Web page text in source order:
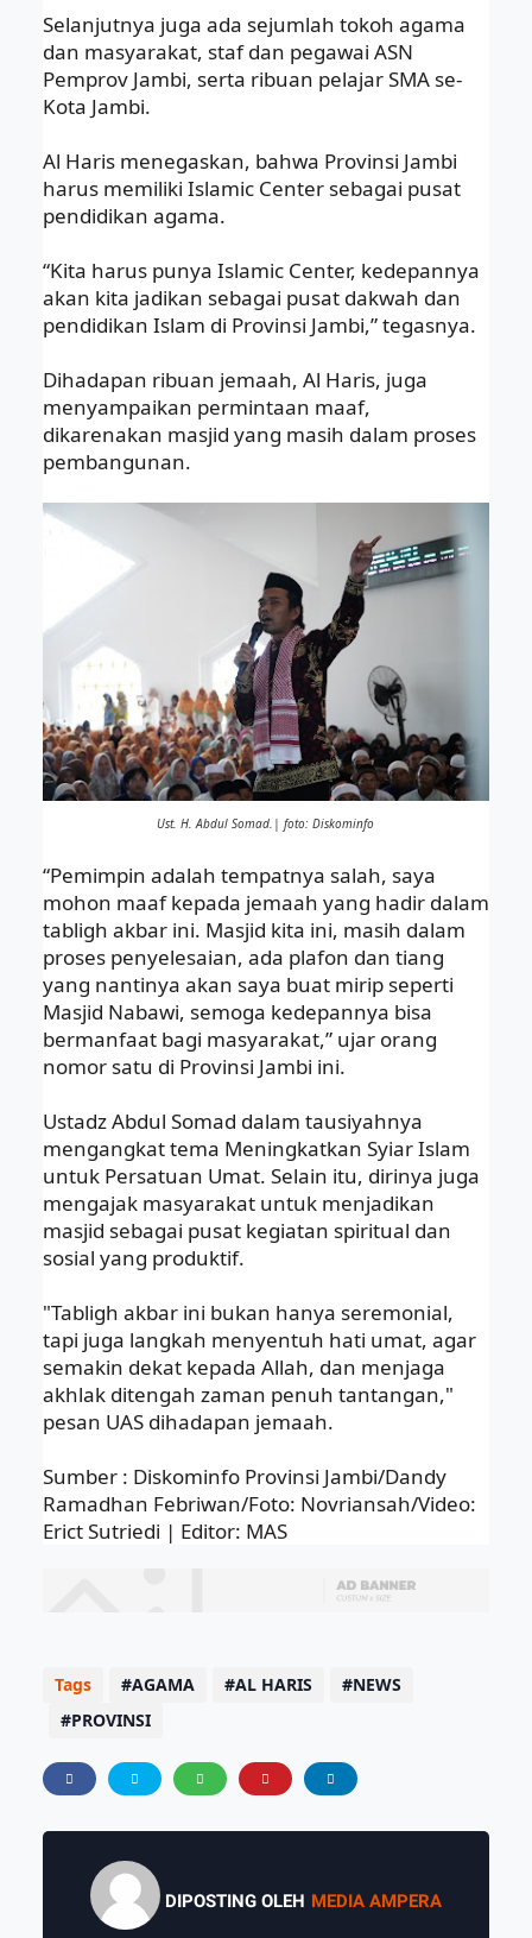
Selanjutnya juga ada sejumlah tokoh agama
dan masyarakat, staf dan pegawai ASN
Pemprov Jambi, serta ribuan pelajar SMA se-
Kota Jambi.
Al Haris menegaskan, bahwa Provinsi Jambi
harus memiliki Islamic Center sebagai pusat
pendidikan agama.
“Kita harus punya Islamic Center, kedepannya
akan kita jadikan sebagai pusat dakwah dan
pendidikan Islam di Provinsi Jambi,” tegasnya.
Dihadapan ribuan jemaah, Al Haris, juga
menyampaikan permintaan maaf,
dikarenakan masjid yang masih dalam proses
pembangunan.
Ust. H. Abdul Somad.| foto: Diskominfo
“Pemimpin adalah tempatnya salah, saya
mohon maaf kepada jemaah yang hadir dalam
tabligh akbar ini. Masjid kita ini, masih dalam
proses penyelesaian, ada plafon dan tiang
yang nantinya akan saya buat mirip seperti
Masjid Nabawi, semoga kedepannya bisa
bermanfaat bagi masyarakat,” ujar orang
nomor satu di Provinsi Jambi ini.
Ustadz Abdul Somad dalam tausiyahnya
mengangkat tema Meningkatkan Syiar Islam
untuk Persatuan Umat. Selain itu, dirinya juga
mengajak masyarakat untuk menjadikan
masjid sebagai pusat kegiatan spiritual dan
sosial yang produktif.
"Tabligh akbar ini bukan hanya seremonial,
tapi juga langkah menyentuh hati umat, agar
semakin dekat kepada Allah, dan menjaga
akhlak ditengah zaman penuh tantangan,"
pesan UAS dihadapan jemaah.
Sumber : Diskominfo Provinsi Jambi/Dandy
Ramadhan Febriwan/Foto: Novriansah/Video:
Erict Sutriedi | Editor: MAS
Tags AGAMA AL HARIS
NEWS
PROVINSI
DIPOSTING OLEH MEDIA AMPERA